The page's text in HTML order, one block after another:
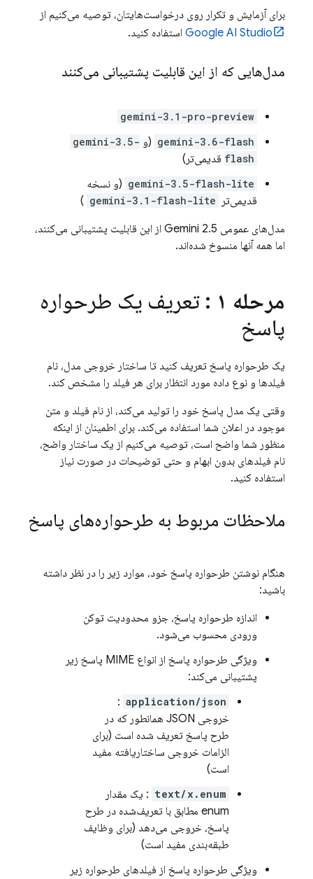
برای آزمایش و تکرار روی درخواست‌هایتان، توصیه می‌کنیم از
Google AI Studio استفاده کنید.
مدل‌هایی که از این قابلیت پشتیبانی می‌کنند
gemini-3.1-pro-preview
gemini-3.6-flash (و gemini-3.5-
flash قدیمی‌تر)
gemini-3.5-flash-lite (و نسخه
قدیمی‌تر
gemini-3.1-flash-lite
)
مدل‌های عمومی Gemini 2.5 از این قابلیت پشتیبانی می‌کنند،
اما همه آنها منسوخ شده‌اند.
مرحله ۱
: تعریف یک طرحواره
پاسخ
یک طرحواره پاسخ تعریف کنید تا ساختار خروجی مدل، نام
فیلدها و نوع داده مورد انتظار برای هر فیلد را مشخص کند.
وقتی یک مدل پاسخ خود را تولید می‌کند، از نام فیلد و متن
موجود در اعلان شما استفاده می‌کند. برای اطمینان از اینکه
منظور شما واضح است، توصیه می‌کنیم از یک ساختار واضح،
نام فیلدهای بدون ابهام و حتی توضیحات در صورت نیاز
استفاده کنید.
ملاحظات مربوط به طرحواره‌های پاسخ
هنگام نوشتن طرحواره پاسخ خود، موارد زیر را در نظر داشته
باشید:
اندازه طرحواره پاسخ، جزو محدودیت توکن
ورودی محسوب می‌شود.
ویژگی طرحواره پاسخ از انواع MIME پاسخ زیر
پشتیبانی می‌کند:
application/json
:
خروجی JSON همانطور که در
طرح پاسخ تعریف شده است (برای
الزامات خروجی ساختاریافته مفید
است)
text/x.enum : یک مقدار
enum مطابق با تعریف‌شده در طرح
پاسخ، خروجی می‌دهد (برای وظایف
طبقه‌بندی مفید است)
ویژگی طرحواره پاسخ از فیلدهای طرحواره زیر